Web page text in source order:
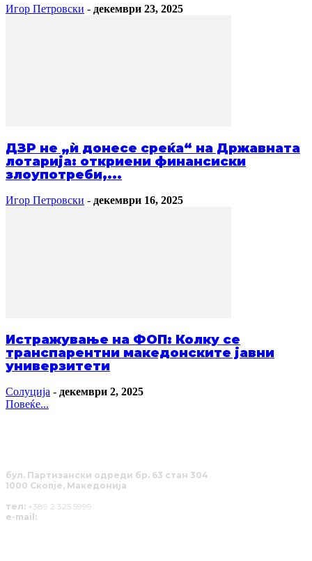
Игор Петровски - декември 23, 2025
ДЗР не „ѝ донесе среќа“ на Државната
лотарија: откриени финансиски
злоупотреби,...
Игор Петровски - декември 16, 2025
Истражување на ФОП: Колку се
транспарентни македонските јавни
универзитети
Солуција - декември 2, 2025
Повеќе...
бул. Партизански одреди бр. 63 стан 304
1000 Скопје, Македонија
тел: +389 2 325 5999
e-mail: